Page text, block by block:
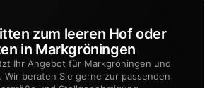
zum leeren Hof oder
in Markgröningen
Ihr Angebot für Markgröningen und
Wir beraten Sie gerne zur passenden